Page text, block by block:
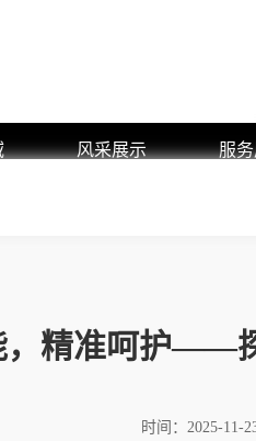
风采展示 服
，精准呵护——
时间：2025-11-